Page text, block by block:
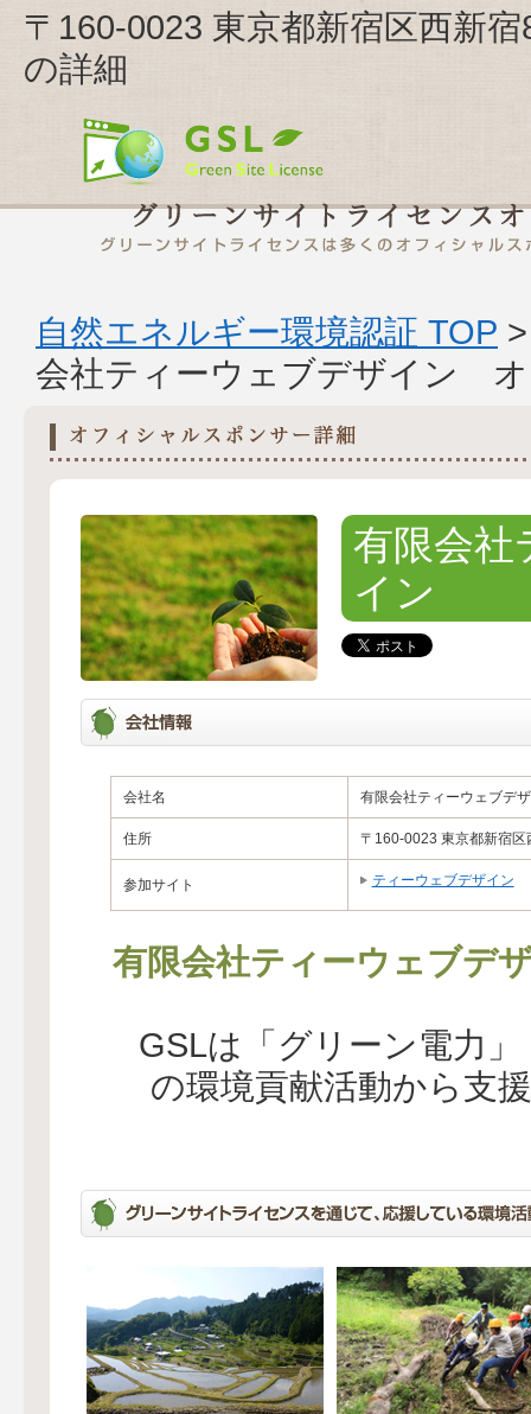
〒160-0023 東京都新宿区西新
の詳細
自然エネルギー環境認証 TOP
会社ティーウェブデザイン
有限会社
イン
会社名 有限会社ティーウェブデ
住所 〒160-0023 東京都新宿区
参加サイト ティーウェブデザイン
有限会社ティーウェブデ
GSLは「グリーン電力
の環境貢献活動から支